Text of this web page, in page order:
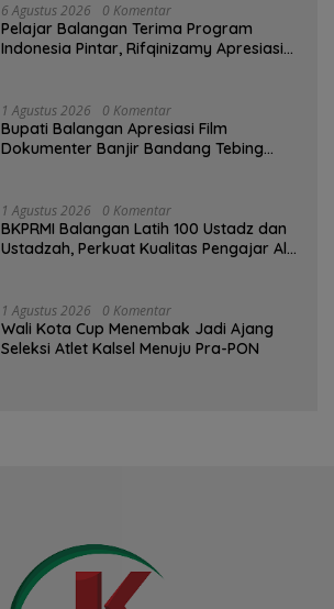
6 Agustus 2026 0 Komentar
Pelajar Balangan Terima Program
Indonesia Pintar, Rifqinizamy Apresiasi
1 Agustus 2026 0 Komentar
Bupati Balangan Apresiasi Film
Dokumenter Banjir Bandang Tebing
1 Agustus 2026 0 Komentar
BKPRMI Balangan Latih 100 Ustadz dan
Ustadzah, Perkuat Kualitas Pengajar Al-
1 Agustus 2026 0 Komentar
Wali Kota Cup Menembak Jadi Ajang
Seleksi Atlet Kalsel Menuju Pra-PON